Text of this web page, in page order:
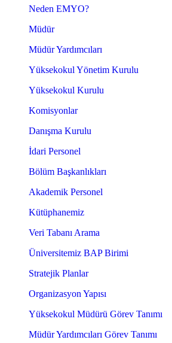
Neden EMYO?
Müdür
Müdür Yardımcıları
Yüksekokul Yönetim Kurulu
Yüksekokul Kurulu
Komisyonlar
Danışma Kurulu
İdari Personel
Bölüm Başkanlıkları
Akademik Personel
Kütüphanemiz
Veri Tabanı Arama
Üniversitemiz BAP Birimi
Stratejik Planlar
Organizasyon Yapısı
Yüksekokul Müdürü Görev Tanımı
Müdür Yardımcıları Görev Tanımı